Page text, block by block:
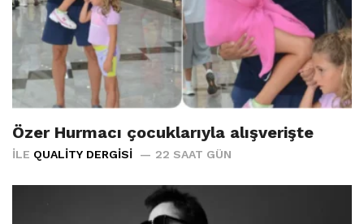
Özer Hurmacı çocuklarıyla alışverişte
İLE QUALITY DERGISI 22 SAAT GÜN